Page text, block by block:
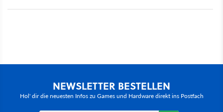
NEWSLETTER BESTELLEN
Hol' dir die neuesten Infos zu Games und Hardware direkt ins Postfach